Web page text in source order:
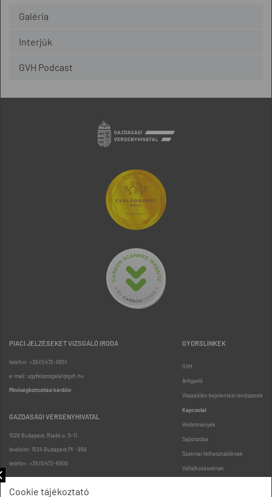
Galéria
Interjúk
GVH Podcast
PIACI JELZÉSEKET VIZSGÁLÓ IRODA
telefon: +36 (1) 472-8851
e-mail: ugyfelszolgalat@gvh.hu
Minőségbiztosítási kérdőív
GAZDASÁGI VERSENYHIVATAL
1026 Budapest, Riadó u. 5-11.
levélcím: 1534 Budapest Pf.: 958
telefon: +36 (1) 472-8900
GYORSLINKEK
GVH
Árfigyelő
Visszaélés-bejelentési rendszerek
Kapcsolat
Hirdetmények
Sajtószoba
Szakmai felhasználóknak
Vállalkozásoknak
Cookie tájékoztató